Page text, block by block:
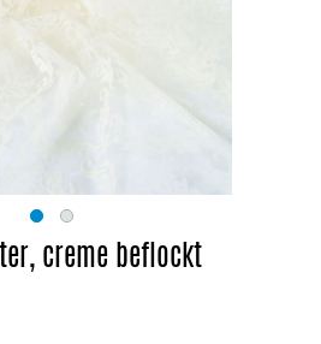
creme beflockt